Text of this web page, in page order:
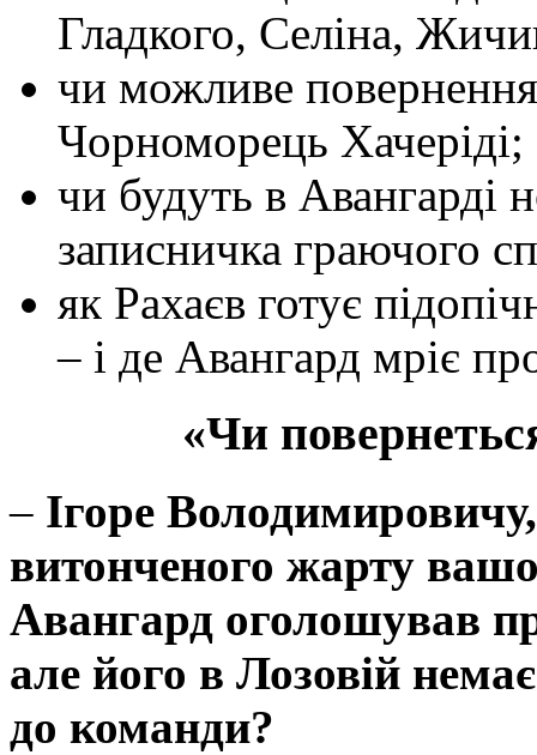
Гладкого, Селіна,
чи можливе повернення
Чорноморець Хачеріді;
чи будуть в Авангарді
записничка граючого
як Рахаєв готує
– і де Авангард мріє
«Чи
– Ігоре
витонченого жарту
Авангард оголошував
але його в Лозовій
до команди?